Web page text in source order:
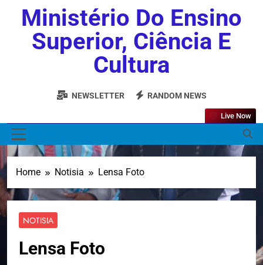
Ministério Do Ensino
Superior, Ciência E
Cultura
NEWSLETTER RANDOM NEWS
Live Now
Home Notisia Lensa Foto
NOTISIA
Lensa Foto